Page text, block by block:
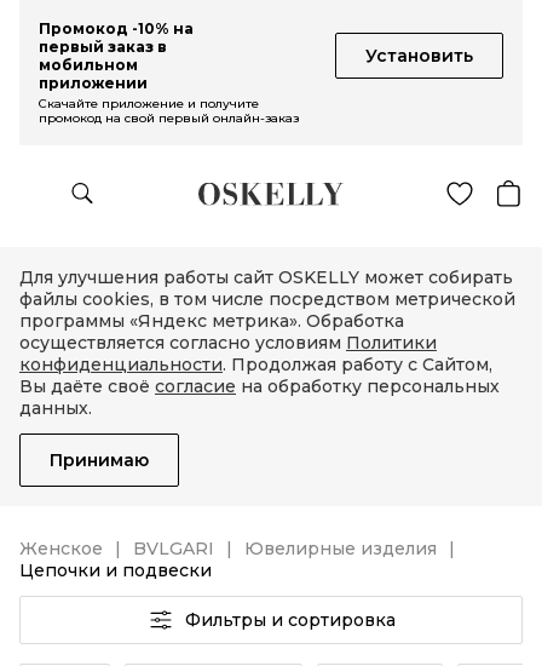
Промокод -10% на
первый заказ в
мобильном
приложении
Установить
Скачайте приложение и получите
промокод на свой первый онлайн-заказ
Для улучшения работы сайт OSKELLY может собирать
файлы cookies, в том числе посредством метрической
программы «Яндекс метрика». Обработка
осуществляется согласно условиям Политики
конфиденциальности. Продолжая работу с Сайтом,
Вы даёте своё согласие на обработку персональных
данных.
Принимаю
Женское BVLGARI
Ювелирные изделия
Цепочки и подвески
Фильтры и сортировка